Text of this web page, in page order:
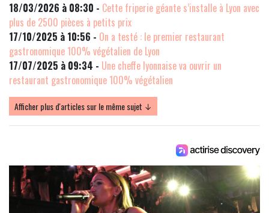
18/03/2026 à 08:30 - Cette friperie géante s’installe à Lyon avec
plus de 2500 pièces à petits prix
17/10/2025 à 10:56 - On a testé : le premier restaurant
gastronomique 100% végétalien de Lyon
17/07/2025 à 09:34 - Une cheffe lyonnaise va ouvrir un
restaurant gastronomique 100% végétalien
Afficher plus d'articles sur le même sujet ↓